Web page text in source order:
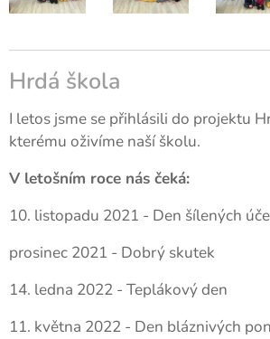
Hrdá škola
I letos jsme se přihlásili do projektu
kterému oživíme naší školu.
V letošním roce nás čeká:
10. listopadu 2021 - Den šílených
prosinec 2021 - Dobrý skutek
14. ledna 2022 - Teplákový den
11. května 2022 - Den bláznivých